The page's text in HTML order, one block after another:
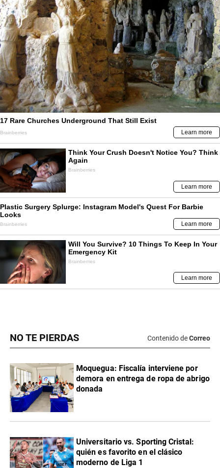
NO TE PIERDAS Contenido deCorreo
Moquegua: Fiscalía interviene por
demora en entrega de ropa de abrigo
donada
Universitario vs. Sporting Cristal:
quién es favorito en el clásico
moderno de Liga 1